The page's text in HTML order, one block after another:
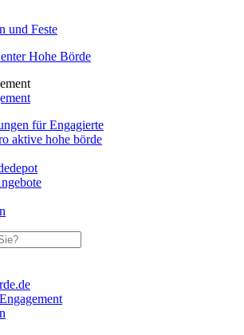
und Feste
Hohe Börde
für Engagierte
aktive hohe börde